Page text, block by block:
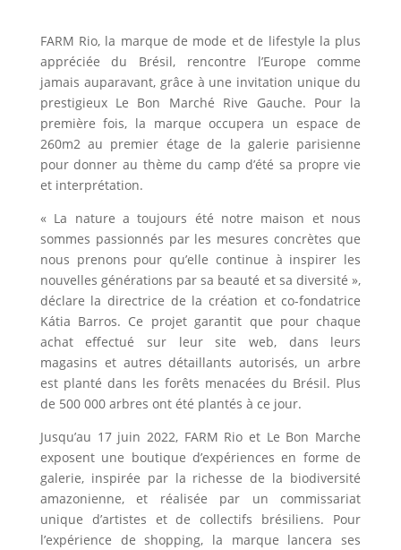
FARM Rio, la marque de mode et de lifestyle la plus
appréciée du Brésil, rencontre l’Europe comme
jamais auparavant, grâce à une invitation unique du
prestigieux Le Bon Marché Rive Gauche. Pour la
première fois, la marque occupera un espace de
260m2 au premier étage de la galerie parisienne
pour donner au thème du camp d’été sa propre vie
et interprétation.
« La nature a toujours été notre maison et nous
sommes passionnés par les mesures concrètes que
nous prenons pour qu’elle continue à inspirer les
nouvelles générations par sa beauté et sa diversité »,
déclare la directrice de la création et co-fondatrice
Kátia Barros. Ce projet garantit que pour chaque
achat effectué sur leur site web, dans leurs
magasins et autres détaillants autorisés, un arbre
est planté dans les forêts menacées du Brésil. Plus
de 500 000 arbres ont été plantés à ce jour.
Jusqu’au 17 juin 2022, FARM Rio et Le Bon Marche
exposent une boutique d’expériences en forme de
galerie, inspirée par la richesse de la biodiversité
amazonienne, et réalisée par un commissariat
unique d’artistes et de collectifs brésiliens. Pour
l’expérience de shopping, la marque lancera ses